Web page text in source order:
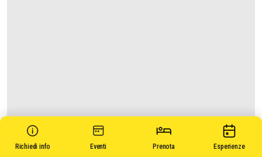
Richiedi info Eventi Prenota Esperienze